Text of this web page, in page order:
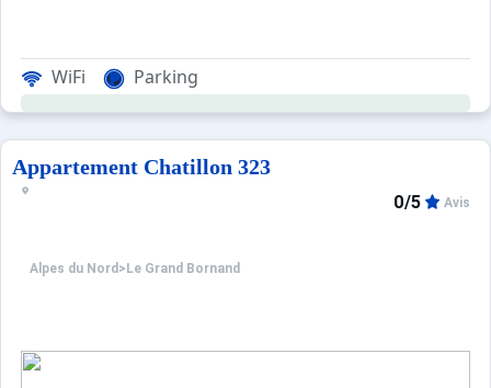
WiFi Parking
Appartement Chatillon 323
Alpes du Nord > Le Grand Bornand
0/5 Avis